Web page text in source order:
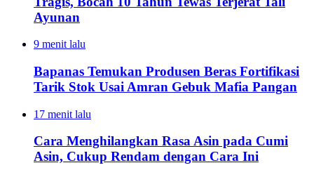
Ayunan
9 menit lalu
Bapanas Temukan Produsen Beras Fortifikasi
Tarik Stok Usai Amran Gebuk Mafia Pangan
17 menit lalu
Cara Menghilangkan Rasa Asin pada Cumi
Asin, Cukup Rendam dengan Cara Ini